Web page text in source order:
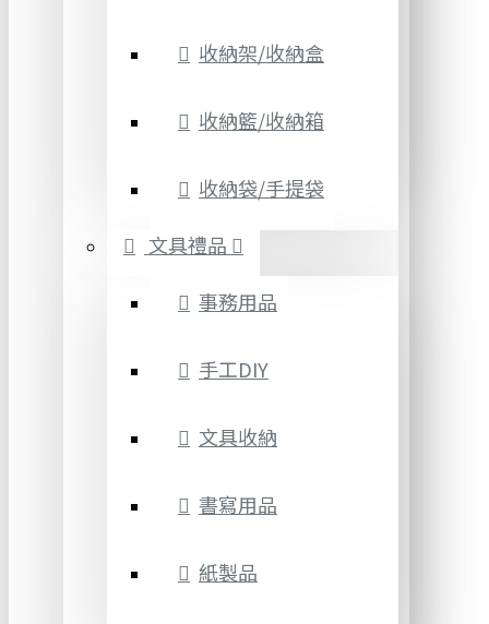
收納架/收納盒
收納籃/收納箱
收納袋/手提袋
文具禮品
事務用品
手工DIY
文具收納
書寫用品
紙製品